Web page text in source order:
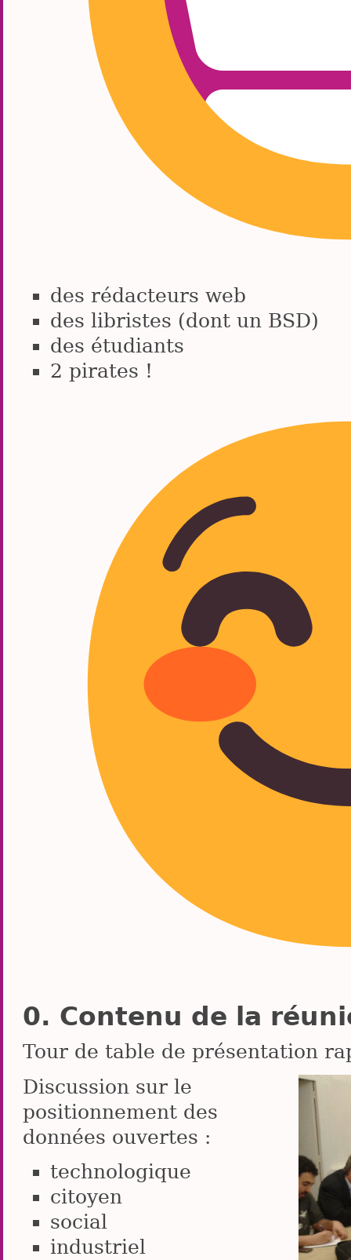
des rédacteurs web
des libristes (dont un BSD)
des étudiants
2 pirates !
Contenu de la
Tour de table de présentation
Discussion sur le
positionnement des
données ouvertes :
technologique
citoyen
social
industriel